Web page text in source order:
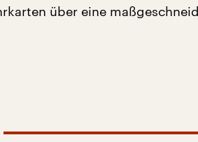
über eine